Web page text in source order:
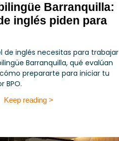
Barranquilla:
inglés piden para
de inglés necesitas para trabajar
Barranquilla, qué evalúan
prepararte para iniciar tu
BPO.
Keep reading >